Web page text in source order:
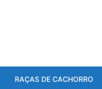
RAÇAS DE CACHORRO